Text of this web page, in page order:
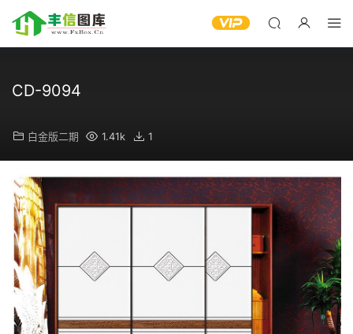
CD-9094
白金版二期 1.41k 1